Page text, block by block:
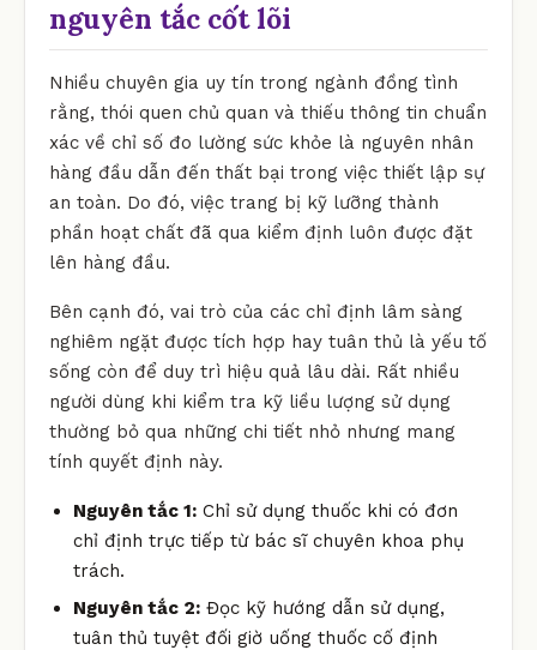
nguyên tắc cốt lõi
Nhiều chuyên gia uy tín trong ngành đồng tình
rằng, thói quen chủ quan và thiếu thông tin chuẩn
xác về chỉ số đo lường sức khỏe là nguyên nhân
hàng đầu dẫn đến thất bại trong việc thiết lập sự
an toàn. Do đó, việc trang bị kỹ lưỡng thành
phần hoạt chất đã qua kiểm định luôn được đặt
lên hàng đầu.
Bên cạnh đó, vai trò của các chỉ định lâm sàng
nghiêm ngặt được tích hợp hay tuân thủ là yếu tố
sống còn để duy trì hiệu quả lâu dài. Rất nhiều
người dùng khi kiểm tra kỹ liều lượng sử dụng
thường bỏ qua những chi tiết nhỏ nhưng mang
tính quyết định này.
Nguyên tắc 1: Chỉ sử dụng thuốc khi có đơn
chỉ định trực tiếp từ bác sĩ chuyên khoa phụ
trách.
Nguyên tắc 2: Đọc kỹ hướng dẫn sử dụng,
tuân thủ tuyệt đối giờ uống thuốc cố định